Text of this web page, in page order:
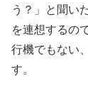
う？」と聞い
を連想するの
行機でもない
す。